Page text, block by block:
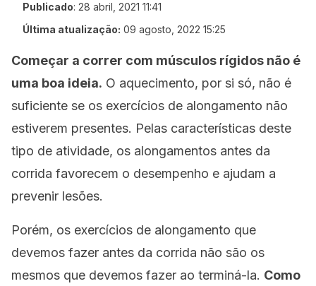
Publicado: 28 abril, 2021 11:41
Última atualização: 09 agosto, 2022 15:25
Começar a correr com músculos rígidos não é
uma boa ideia. O aquecimento, por si só, não é
suficiente se os exercícios de alongamento não
estiverem presentes. Pelas características deste
tipo de atividade, os alongamentos antes da
corrida favorecem o desempenho e ajudam a
prevenir lesões.
Porém, os exercícios de alongamento que
devemos fazer antes da corrida não são os
mesmos que devemos fazer ao terminá-la. Como